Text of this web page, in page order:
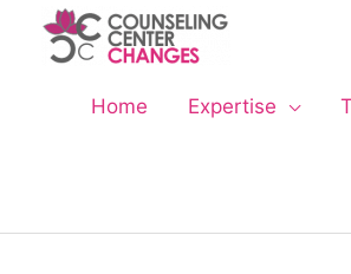
Home Expertise